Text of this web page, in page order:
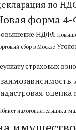
по
форма
НДФЛ
сбор в Москве
страховых
оценка
налогоплательщика